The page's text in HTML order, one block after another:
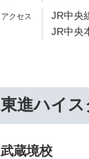
JR中央
JR中央
東進ハイ
武蔵境校